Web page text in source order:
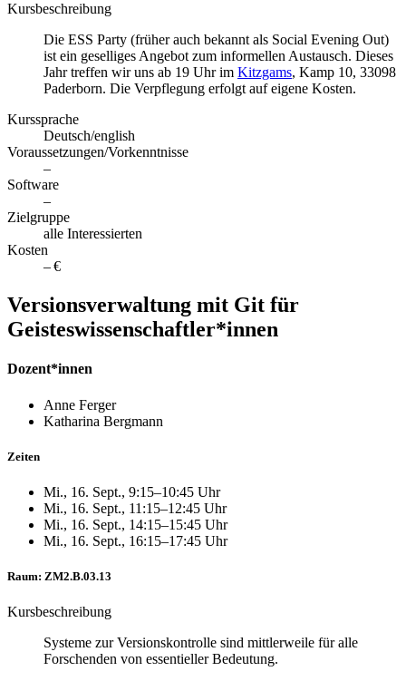
Kursbeschreibung
Die ESS Party (früher auch bekannt als Social Evening Out)
ist ein geselliges Angebot zum informellen Austausch. Dieses
Jahr treffen wir uns ab 19 Uhr im Kitzgams, Kamp 10, 33098
Paderborn. Die Verpflegung erfolgt auf eigene Kosten.
Kurssprache
Deutsch/english
Voraussetzungen/Vorkenntnisse
–
Software
–
Zielgruppe
alle Interessierten
Kosten
– €
Versionsverwaltung mit Git für
Geisteswissenschaftler*innen
Dozent*innen
Anne Ferger
Katharina Bergmann
Zeiten
Mi., 16. Sept., 9:15–10:45 Uhr
Mi., 16. Sept., 11:15–12:45 Uhr
Mi., 16. Sept., 14:15–15:45 Uhr
Mi., 16. Sept., 16:15–17:45 Uhr
Raum: ZM2.B.03.13
Kursbeschreibung
Systeme zur Versionskontrolle sind mittlerweile für alle
Forschenden von essentieller Bedeutung.